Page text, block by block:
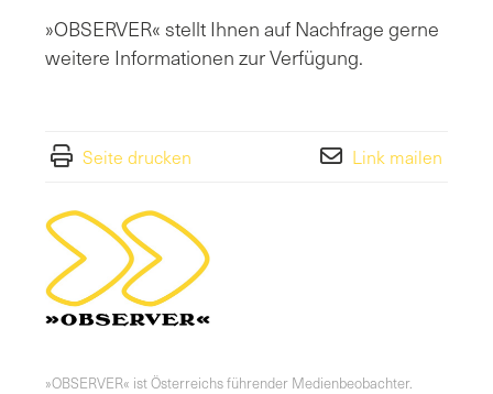
»OBSERVER« stellt Ihnen auf Nachfrage gerne
weitere Informationen zur Verfügung.
Seite drucken Link mailen
»OBSERVER« ist Österreichs führender Medienbeobachter.